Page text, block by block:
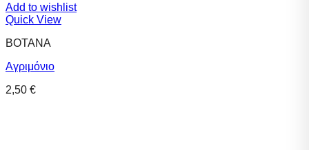
Add to wishlist
Quick View
ΒΟΤΑΝΑ
Αγριμόνιο
2,50 €